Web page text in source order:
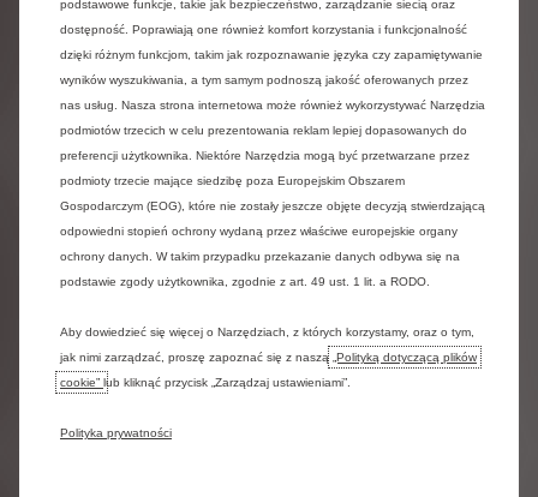
możesz skontaktować się z naszym zespołem pod
następującym adresem:
E-mail:dostepnosc@stellantis.com
Aby ułatwić przetwarzanie Twojego żądania, podaj:
Dotyczącą witrynę (https://www.citroen.pl/)
Dokładny adres URL danej strony
Jasny opis problemu
Używaną przeglądarkę i system operacyjny
Wszelkie używane technologie wspomagające (np. czytnik
ekranu NVDA, VoiceOver...)
jak to możliwe.
Odwołanie
otrzymasz od nas satysfakcjonującej odpowiedzi, możesz
podstawowe funkcje, takie jak bezpieczeństwo, zarządzanie siecią oraz
dostępność. Poprawiają one również komfort korzystania i funkcjonalność
dzięki różnym funkcjom, takim jak rozpoznawanie języka czy zapamiętywanie
wyników wyszukiwania, a tym samym podnoszą jakość oferowanych przez
nas usług. Nasza strona internetowa może również wykorzystywać Narzędzia
podmiotów trzecich w celu prezentowania reklam lepiej dopasowanych do
preferencji użytkownika. Niektóre Narzędzia mogą być przetwarzane przez
podmioty trzecie mające siedzibę poza Europejskim Obszarem
Gospodarczym (EOG), które nie zostały jeszcze objęte decyzją stwierdzającą
odpowiedni stopień ochrony wydaną przez właściwe europejskie organy
ochrony danych. W takim przypadku przekazanie danych odbywa się na
podstawie zgody użytkownika, zgodnie z art. 49 ust. 1 lit. a RODO.
Aby dowiedzieć się więcej o Narzędziach, z których korzystamy, oraz o tym,
jak nimi zarządzać, proszę zapoznać się z naszą „Polityką dotyczącą plików
cookie” lub kliknąć przycisk „Zarządzaj ustawieniami”.
Polityka prywatności